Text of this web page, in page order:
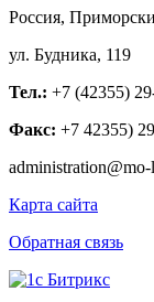
Россия,
ул. Будника, 119
Тел.: +7 (42355)
Факс: +7 42355)
Карта сайта
Обратная связь